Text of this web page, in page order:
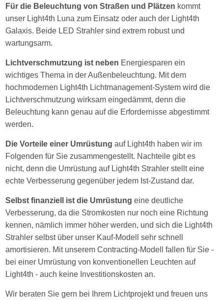
Für die Beleuchtung von Straßen und Plätzen kommt
unser Light4th Luna zum Einsatz oder auch der Light4th
Galaxis. Beide LED Strahler sind extrem robust und
wartungsarm.
Lichtverschmutzung ist neben Energiesparen ein
wichtiges Thema in der Außenbeleuchtung. Mit dem
hochmodernen Light4th Lichtmanagement-System wird die
Lichtverschmutzung wirksam eingedämmt, denn die
Beleuchtung kann genau auf die Erfordernisse abgestimmt
werden.
Die Vorteile einer Umrüstungauf Light4th haben wir im
Folgenden für Sie zusammengestellt. Nachteile gibt es
nicht, denn die Umrüstung auf Light4th Strahler stellt eine
echte Verbesserung gegenüber jedem Ist-Zustand dar.
Selbst finanziell ist die Umrüstung eine deutliche
Verbesserung, da die Stromkosten nur noch eine Richtung
kennen, nämlich immer höher werden, und sich die Light4th
Strahler selbst über unser Kauf-Modell sehr schnell
amortisieren. Mit unserem Contracting-Modell fallen für Sie -
bei einer Umrüstung von konventionellen Leuchten auf
Light4th - auch keine Investitionskosten an.
Wir beraten Sie gern bei Ihrem Lichtprojekt und freuen uns